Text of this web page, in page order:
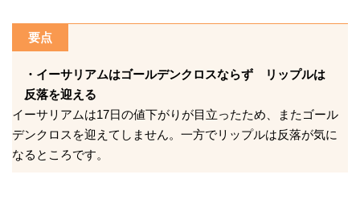
要点
・イーサリアムはゴールデンクロスならず リップルは
反落を迎える
イーサリアムは17日の値下がりが目立ったため、またゴール
デンクロスを迎えてしません。一方でリップルは反落が気に
なるところです。